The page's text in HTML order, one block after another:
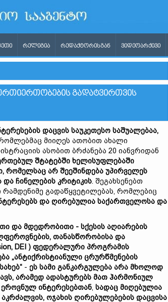
ᲠᲔᲚᲘᲒᲘᲐ ᲠᲔᲓᲐᲥᲢᲝᲠᲘᲡᲒᲐᲜ ᲕᲘᲓᲔᲝᲐᲠᲥᲘᲕᲘ
ᲒᲐᲓᲐᲢᲕᲘᲠᲗᲕᲘᲡ
დაცვის საუკეთესო საშუალებაა,
მიიღეს ათობით ახალი
ასობით ბრძანება 20 იანვრიდან
შტატებში ხელისუფლებაში
რომელსაც არ შეეშინდება უპირველეს
და ჩინელების კრიტიკის. შეგახსენებთ
რამდენიმე გადაწყვეტილებას, რომლებიც
და ღირებულია საქართველოსა და
და მდედრობითი - სქესის აღიარების
თანასწორობისა და
DEI ) ფედერალური პროგრამის
„ანტიქრისტიანული ცრურწმენების
“ - ეს სამი განკარგულება არა მხოლოდ
არამედ ადასტურებს მათ ჰარმონიულ
ინტერესებთან, სადაც მიღებულია
ოჯახის ღირებულებების დაცვისა